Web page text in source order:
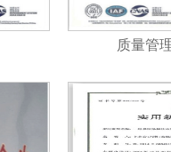
质量管